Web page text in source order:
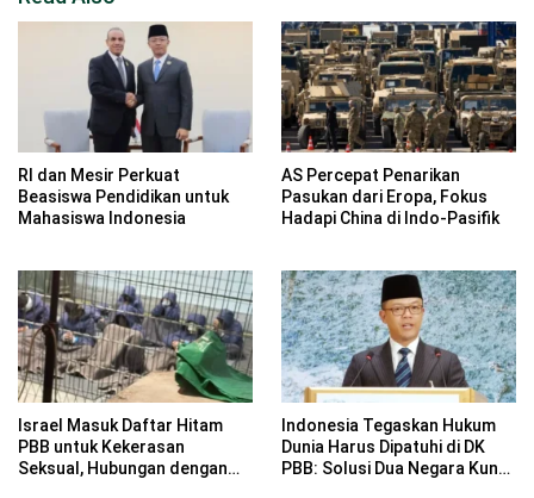
RI dan Mesir Perkuat
Beasiswa Pendidikan untuk
Mahasiswa Indonesia
AS Percepat Penarikan
Pasukan dari Eropa, Fokus
Hadapi China di Indo-Pasifik
Israel Masuk Daftar Hitam
PBB untuk Kekerasan
Seksual, Hubungan dengan
Indonesia Tegaskan Hukum
Dunia Harus Dipatuhi di DK
PBB: Solusi Dua Negara Kunci